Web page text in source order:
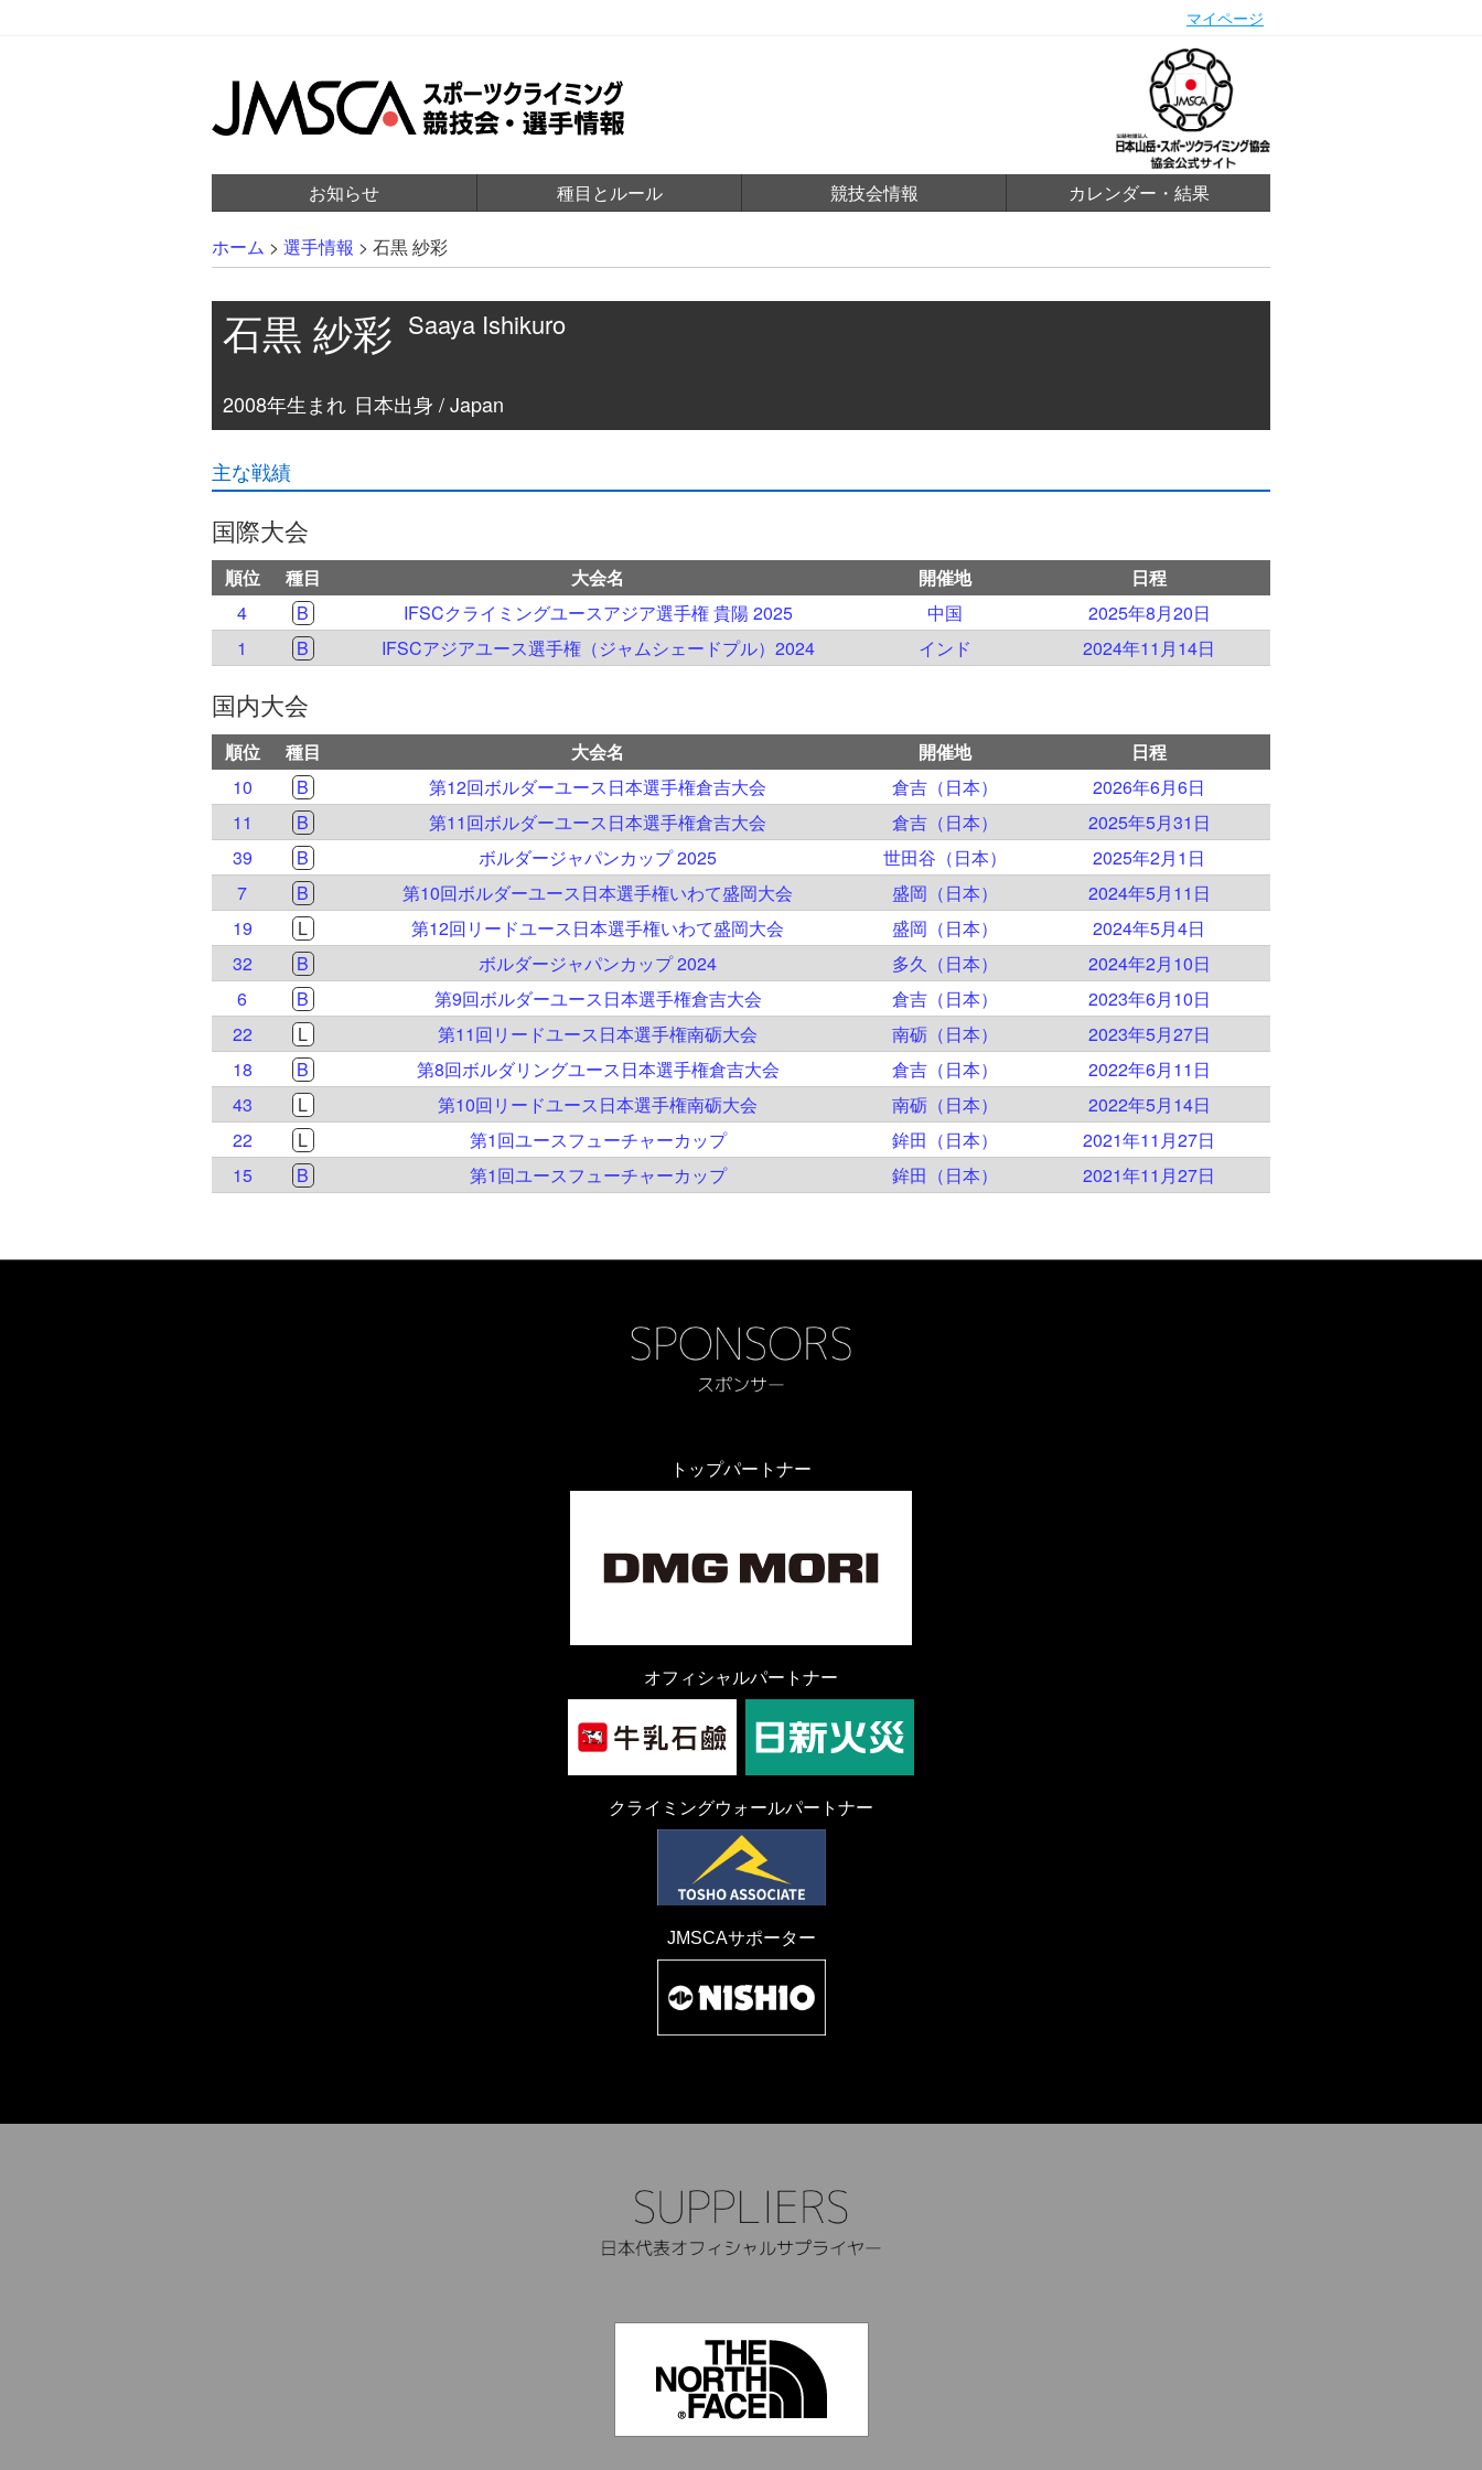
マイページ
お知らせ 種目とルール 競技会情報 カレンダー・結果
ホーム > 選手情報 > 石黒 紗彩
石黒 紗彩 Saaya Ishikuro
2008年生まれ 日本出身 / Japan
主な戦績
国際大会
順位 種目 大会名 開催地
日程
4
B IFSCクライミングユースアジア選手権 貴陽 2025 中国
2025年8月20日
1
B IFSCアジアユース選手権（ジャムシェードプル）2024 インド 2024年11月14日
国内大会
順位 種目 大会名 開催地
日程
10
B 第12回ボルダーユース日本選手権倉吉大会 倉吉（日本）
2026年6月6日
11
B 第11回ボルダーユース日本選手権倉吉大会 倉吉（日本）
2025年5月31日
39
B ボルダージャパンカップ 2025 世田谷（日本）
2025年2月1日
7
B 第10回ボルダーユース日本選手権いわて盛岡大会 盛岡（日本）
2024年5月11日
19
L 第12回リードユース日本選手権いわて盛岡大会 盛岡（日本）
2024年5月4日
32
B ボルダージャパンカップ 2024 多久（日本）
2024年2月10日
6
B 第9回ボルダーユース日本選手権倉吉大会 倉吉（日本）
2023年6月10日
22
L 第11回リードユース日本選手権南砺大会 南砺（日本）
2023年5月27日
18
B 第8回ボルダリングユース日本選手権倉吉大会 倉吉（日本）
2022年6月11日
43
L 第10回リードユース日本選手権南砺大会 南砺（日本）
2022年5月14日
22
L 第1回ユースフューチャーカップ 鉾田（日本）
2021年11月27日
15
B 第1回ユースフューチャーカップ 鉾田（日本） 2021年11月27日
トップパートナー
オフィシャルパートナー
クライミングウォールパートナー
JMSCAサポーター